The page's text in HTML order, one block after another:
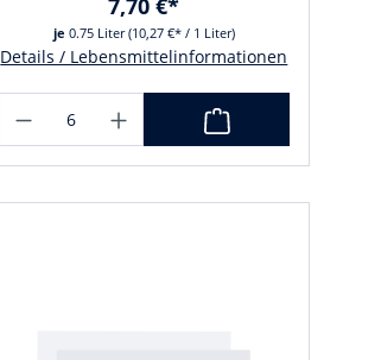
je 0.75 Liter(10,27 €* / 1 Liter)
7,70 €*
Details / Lebensmittelinformationen